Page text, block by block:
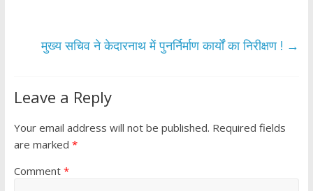
k p
मुख्य सचिव ने केदारनाथ में पुनर्निर्माण कार्यों का निरीक्षण ! →
Leave a Reply
Your email address will not be published. Required fields
are marked *
Comment *